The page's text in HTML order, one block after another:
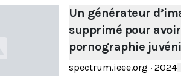
Un générateur
supprimé pour
pornographie
spectrum.ieee.org · 2024